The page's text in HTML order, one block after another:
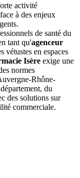
activité
à des enjeux
de santé du
tant qu'agenceur
vétustes en espaces
Isère exige une
normes
Rhône-
du
des solutions sur
commerciale.